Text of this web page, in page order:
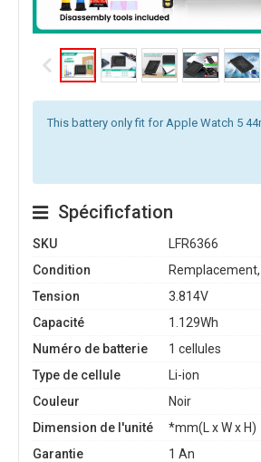
This battery only fit for Apple Watch 5
Spécificfation
SKU
LFR6366
Condition
Tension
3.814V
Capacité
1.129Wh
Numéro de batterie
1 cellules
Type de cellule
Li-ion
Couleur
Noir
Dimension de l'unité
*mm(L x W x H)
Garantie
1 An